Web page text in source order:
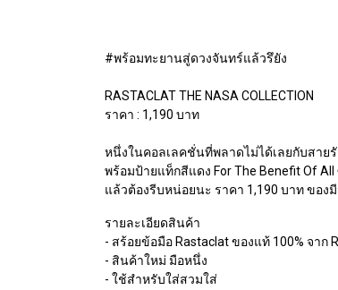
#พร้อมทะยานสู่ดวงจันทร์แล้วรึยัง
RASTACLAT THE NASA COLLECTION
ราคา : 1,190 บาท
หนึ่งในคอลเลคชั่นที่พลาดไม่ได้เลยกับสาย
พร้อมป้ายแท็กสีแดง For The Benefit Of
แล้วต้องรีบหน่อยนะ ราคา 1,190 บาท ของ
รายละเอียดสินค้า
- สร้อยข้อมือ Rastaclat ของแท้ 100% จาก
- สินค้าใหม่ มือหนึ่ง
- ใช้สำหรับใส่สวมใส่